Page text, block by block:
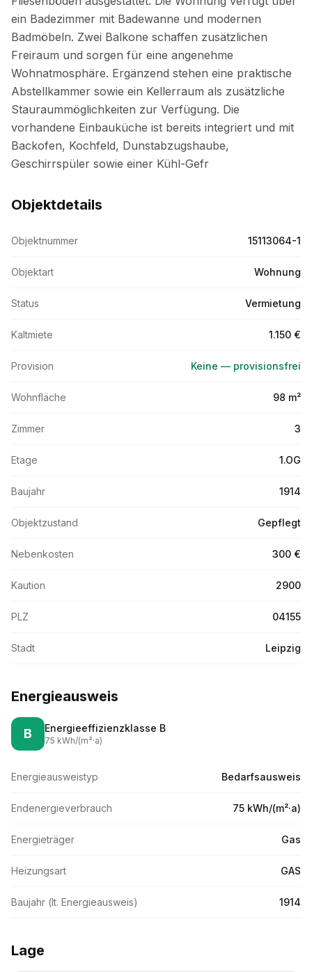
Objektdetails
Objektnummer 15113064-1
Objektart Wohnung
Status Vermietung
Kaltmiete 1.150 €
Provision Keine — provisionsfrei
Wohnfläche 98 m²
Zimmer 3
Etage 1.OG
Baujahr 1914
Objektzustand Gepflegt
Nebenkosten 300 €
Kaution 2900
PLZ 04155
Stadt Leipzig
Energieausweis
B Energieeffizienzklasse B
75 kWh/(m²·a)
Energieausweistyp Bedarfsausweis
Endenergieverbrauch 75 kWh/(m²·a)
Energieträger Gas
Heizungsart GAS
Baujahr (lt. Energieausweis) 1914
Lage